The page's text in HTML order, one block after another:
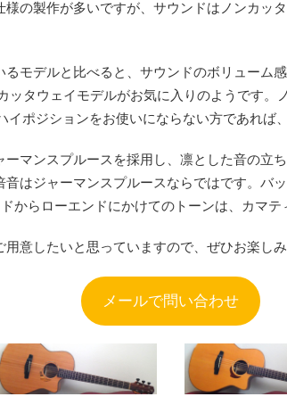
の製作が多いですが、サウンドはノンカッ
モデルと比べると、サウンドのボリューム
ッタウェイモデルがお気に入りのようです。
ポジションをお使いにならない方であれば
マンスプルースを採用し、凛とした音の立
はジャーマンスプルースならではです。バ
からローエンドにかけてのトーンは、カマテ
意したいと思っていますので、ぜひお楽しみ
メールで問い合わせ